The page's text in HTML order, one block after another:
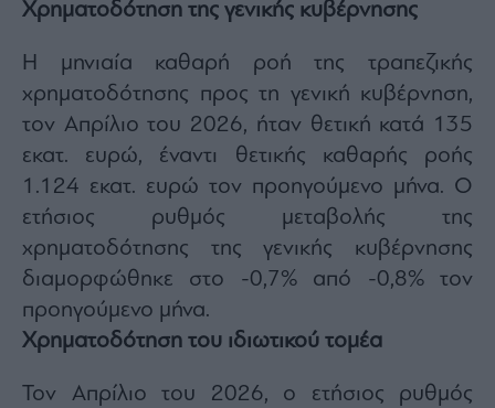
Monocle
Lab
Mononews100
Εγγραφείτε
στο
Newsletter
του
mononews.gr
Χρηματοδότηση της γενικής κυβέρνησης
Η μηνιαία καθαρή ροή της τραπεζικής
χρηματοδότησης προς τη γενική κυβέρνηση,
τον Απρίλιο του 2026, ήταν θετική κατά 135
εκατ. ευρώ, έναντι θετικής καθαρής ροής
1.124 εκατ. ευρώ τον προηγούμενο μήνα. Ο
ετήσιος ρυθμός μεταβολής της
χρηματοδότησης της γενικής κυβέρνησης
διαμορφώθηκε στο -0,7% από -0,8% τον
προηγούμενο μήνα.
Χρηματοδότηση του ιδιωτικού τομέα
Τον Απρίλιο του 2026, o ετήσιος ρυθμός